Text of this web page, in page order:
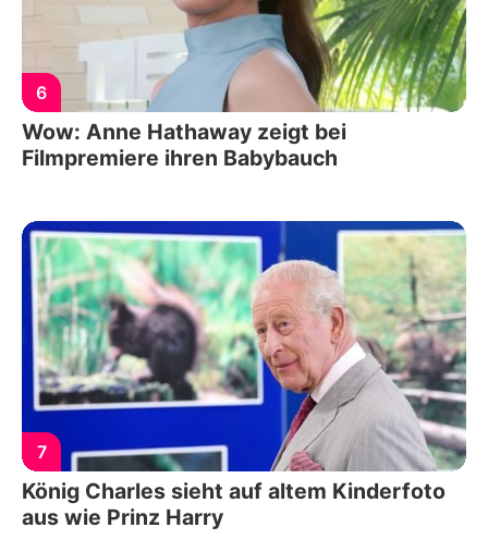
6
Wow: Anne Hathaway zeigt bei
Filmpremiere ihren Babybauch
7
König Charles sieht auf altem Kinderfoto
aus wie Prinz Harry